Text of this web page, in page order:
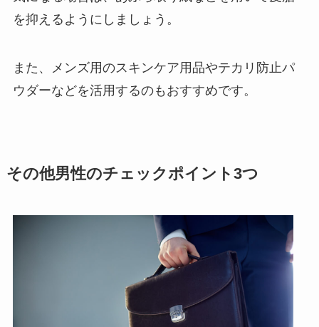
を抑えるようにしましょう。
また、メンズ用のスキンケア用品やテカリ防止パ
ウダーなどを活用するのもおすすめです。
その他男性のチェックポイント3つ